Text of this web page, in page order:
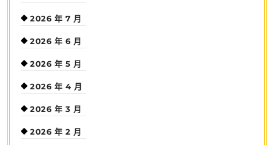
2026 年 7 月
2026 年 6 月
2026 年 5 月
2026 年 4 月
2026 年 3 月
2026 年 2 月